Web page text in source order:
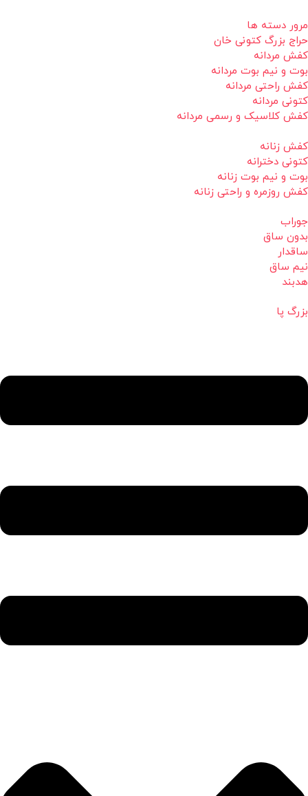
مرور دسته ها
حراج بزرگ کتونی خان
کفش مردانه
بوت و نیم بوت مردانه
کفش راحتی مردانه
کتونی مردانه
کفش کلاسیک و رسمی مردانه
کفش زنانه
کتونی دخترانه
بوت و نیم بوت زنانه
کفش روزمره و راحتی زنانه
جوراب
بدون ساق
ساقدار
نیم ساق
هدبند
بزرگ پا